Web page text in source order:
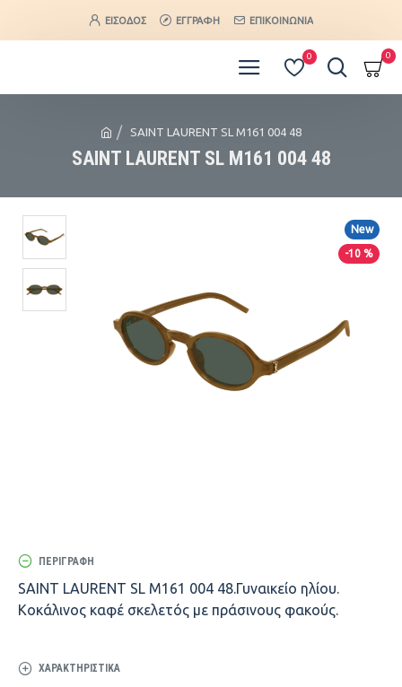
ΕΊΣΟΔΟΣ ΕΓΓΡΑΦΉ ΕΠΙΚΟΙΝΩΝΊΑ
0 0
SAINT LAURENT SL M161 004 48
SAINT LAURENT SL M161 004 48
New
-10 %
ΠΕΡΙΓΡΑΦΉ
SAINT LAURENT SL M161 004 48.Γυναικείο ηλίου.
Κοκάλινος καφέ σκελετός με πράσινους φακούς.
ΧΑΡΑΚΤΗΡΙΣΤΙΚΆ